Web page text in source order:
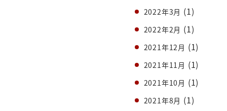
2022年3月 (1)
2022年2月 (1)
2021年12月 (1)
2021年11月 (1)
2021年10月 (1)
2021年8月 (1)